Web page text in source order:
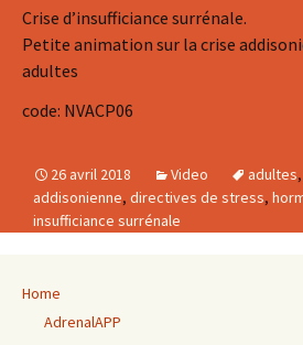
Crise d’insufficiance surrénale.
Petite animation sur la crise
adultes
code: NVACP06
26 avril 2018 Video adultes,
addisonienne, directives de stress,
insufficiance surrénale
Home
AdrenalAPP